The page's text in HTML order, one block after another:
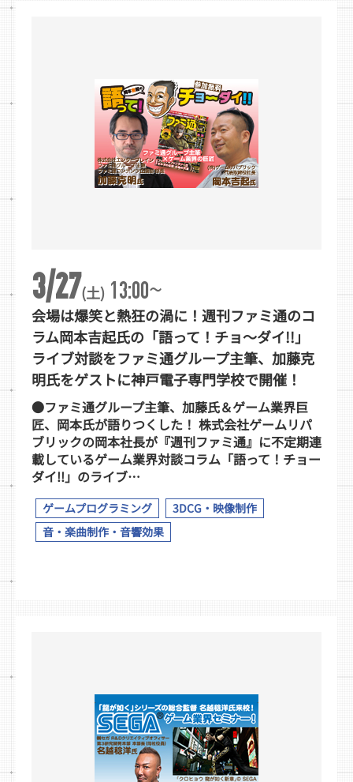
3/27(土) 13:00~
会場は爆笑と熱狂の渦に！週刊ファミ通のコ
ラム岡本吉起氏の「語って！チョ～ダイ!!」
ライブ対談をファミ通グループ主筆、加藤克
明氏をゲストに神戸電子専門学校で開催！
●ファミ通グループ主筆、加藤氏＆ゲーム業界巨
匠、岡本氏が語りつくした！ 株式会社ゲームリパ
ブリックの岡本社長が『週刊ファミ通』に不定期連
載しているゲーム業界対談コラム「語って！チョー
ダイ!!」のライブ…
ゲームプログラミング
3DCG・映像制作
音・楽曲制作・音響効果